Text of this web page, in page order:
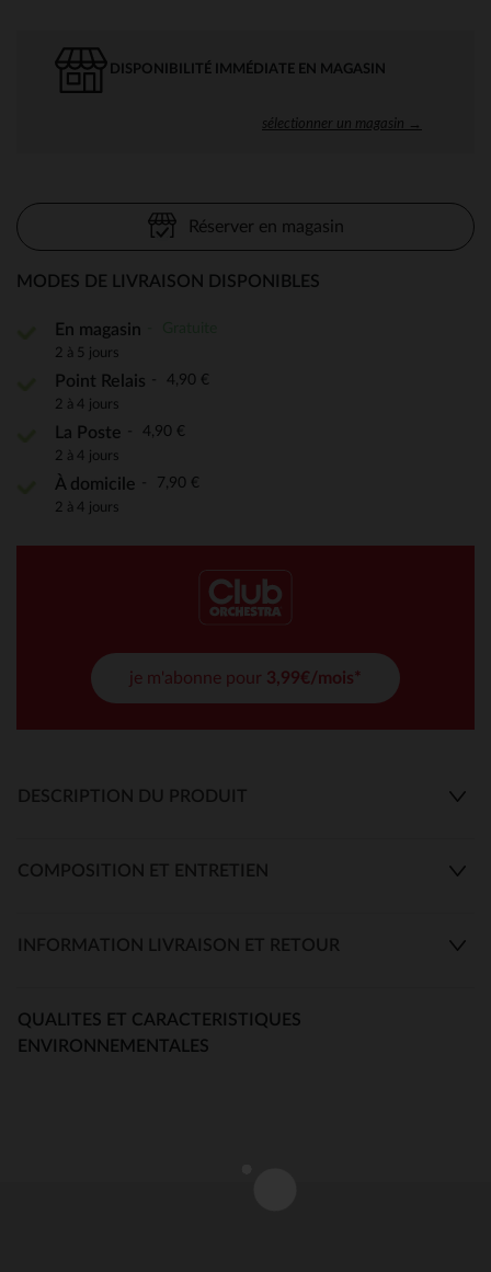
DISPONIBILITÉ IMMÉDIATE EN MAGASIN
sélectionner un magasin →
Réserver en magasin
MODES DE LIVRAISON DISPONIBLES
En magasin
2 à 5 jours
Point Relais 4,90 €
2 à 4 jours
La Poste 4,90 €
2 à 4 jours
À domicile 7,90 €
2 à 4 jours
je m'abonne pour 3,99€/mois*
DESCRIPTION DU PRODUIT
COMPOSITION ET ENTRETIEN
INFORMATION LIVRAISON ET RETOUR
QUALITES ET CARACTERISTIQUES
ENVIRONNEMENTALES